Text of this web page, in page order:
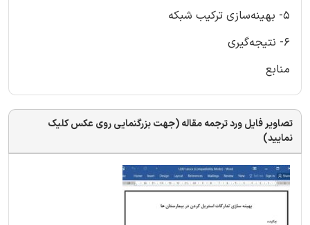
5- بهینه‌سازی ترکیب شبکه
6- نتیجه‌گیری
منابع
تصاویر فایل ورد ترجمه مقاله (جهت بزرگنمایی روی عکس کلیک
نمایید)